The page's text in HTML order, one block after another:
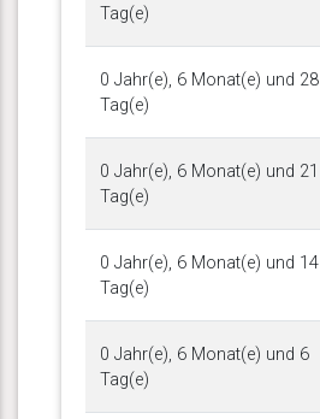
Tag(e)
0 Jahr(e), 6 Monat(e) und 28
Tag(e)
0 Jahr(e), 6 Monat(e) und 21
Tag(e)
0 Jahr(e), 6 Monat(e) und 14
Tag(e)
0 Jahr(e), 6 Monat(e) und 6
Tag(e)